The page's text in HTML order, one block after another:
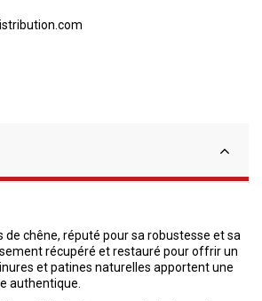
de chêne, réputé pour sa robustesse et sa
récupéré et restauré pour offrir un
et patines naturelles apportent une
authentique.